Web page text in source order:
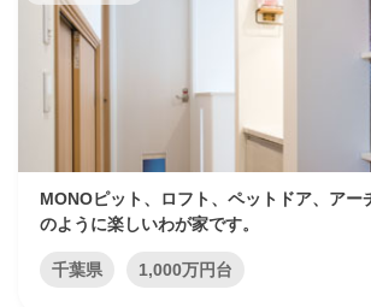
MONOピット、ロフト、ペットドア、アー
のように楽しいわが家です。
千葉県 1,000万円台